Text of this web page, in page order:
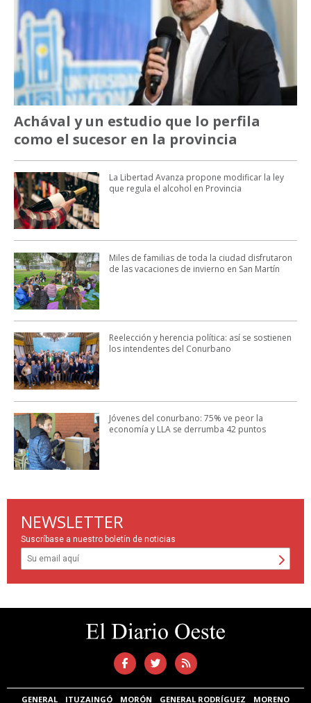
Achával y un estudio que lo perfila
como el sucesor en la provincia
La Libertad Avanza propone modificar la ley
que regula el alcohol en Provincia
Miles de familias de toda la ciudad disfrutaron
de las vacaciones de invierno en San Martín
Reelección y herencia política: así se sostienen
los intendentes del Conurbano
Jóvenes del conurbano: 75% ve peor la
economía y LLA se derrumba 42 puntos
NEWSLETTER
Suscríbase a nuestro boletín de noticias
GENERAL ITUZAINGÓ MORÓN GENERAL RODRÍGUEZ MORENO